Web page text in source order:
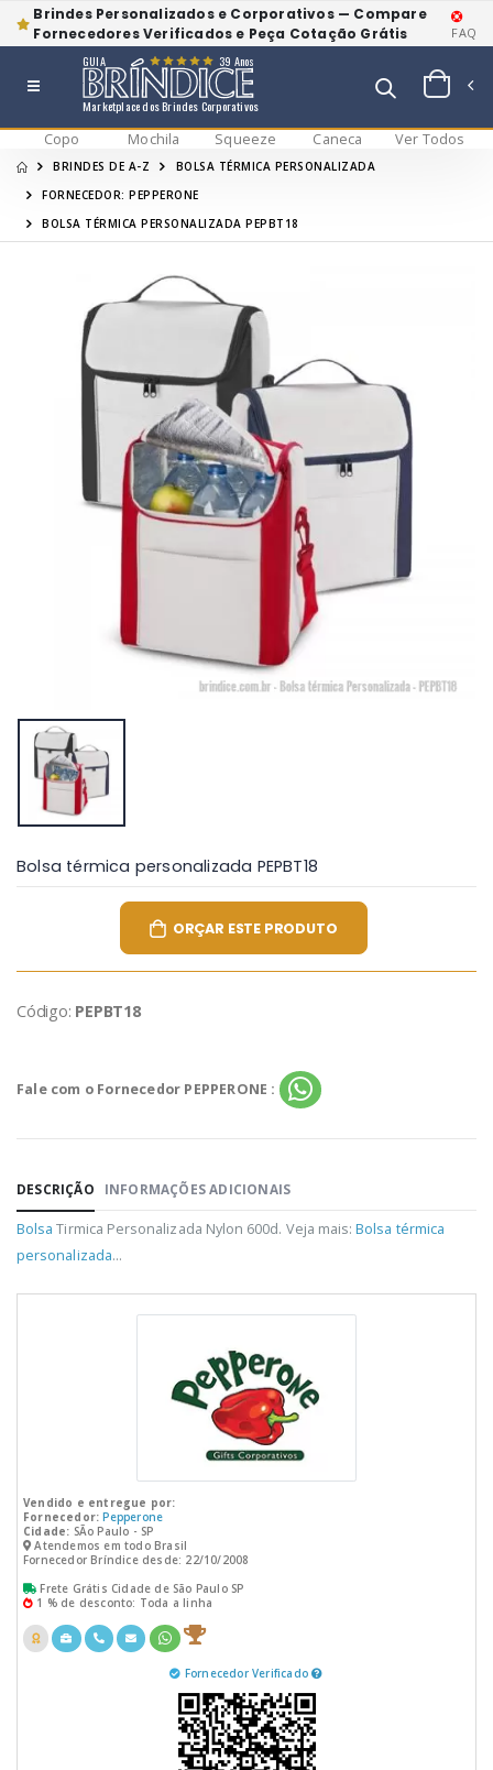
Brindes Personalizados e Corporativos — Compare
Fornecedores Verificados e Peça Cotação Grátis
FAQ
Marketplace dos Brindes Corporativos
GUIA 39 Anos
Copo Mochila Squeeze Caneca Ver Todos
BRINDES DE A-Z
BOLSA TÉRMICA PERSONALIZADA
FORNECEDOR: PEPPERONE
BOLSA TÉRMICA PERSONALIZADA PEPBT18
Bolsa térmica personalizada PEPBT18
ORÇAR ESTE PRODUTO
Código: PEPBT18
Fale com o Fornecedor PEPPERONE :
DESCRIÇÃO INFORMAÇÕES ADICIONAIS
Bolsa Tirmica Personalizada Nylon 600d. Veja mais:Bolsa térmica
personalizada...
Vendido e entregue por:
Fornecedor: Pepperone
Cidade: SÃo Paulo - SP
Atendemos em todo Brasil
Fornecedor Bríndice desde: 22/10/2008
Frete Grátis Cidade de São Paulo SP
1 % de desconto: Toda a linha
Fornecedor Verificado